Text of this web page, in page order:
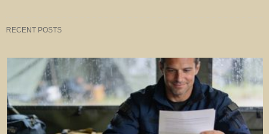
RECENT POSTS